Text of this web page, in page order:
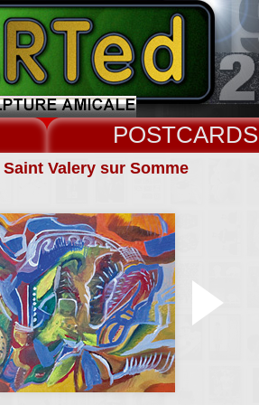
CARDS
Saint Valery sur Somme